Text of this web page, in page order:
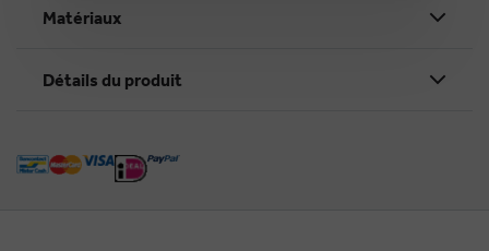
Matériaux
Détails du produit